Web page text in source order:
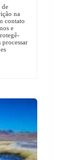
de
na
contato
e